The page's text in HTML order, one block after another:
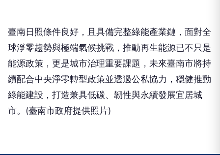
臺南日照條件良好，且具備完整綠能產業鏈，面對全
球淨零趨勢與極端氣候挑戰，推動再生能源已不只是
能源政策，更是城市治理重要課題，未來臺南市將持
續配合中央淨零轉型政策並透過公私協力，穩健推動
綠能建設，打造兼具低碳、韌性與永續發展宜居城
市。(臺南市政府提供照片)